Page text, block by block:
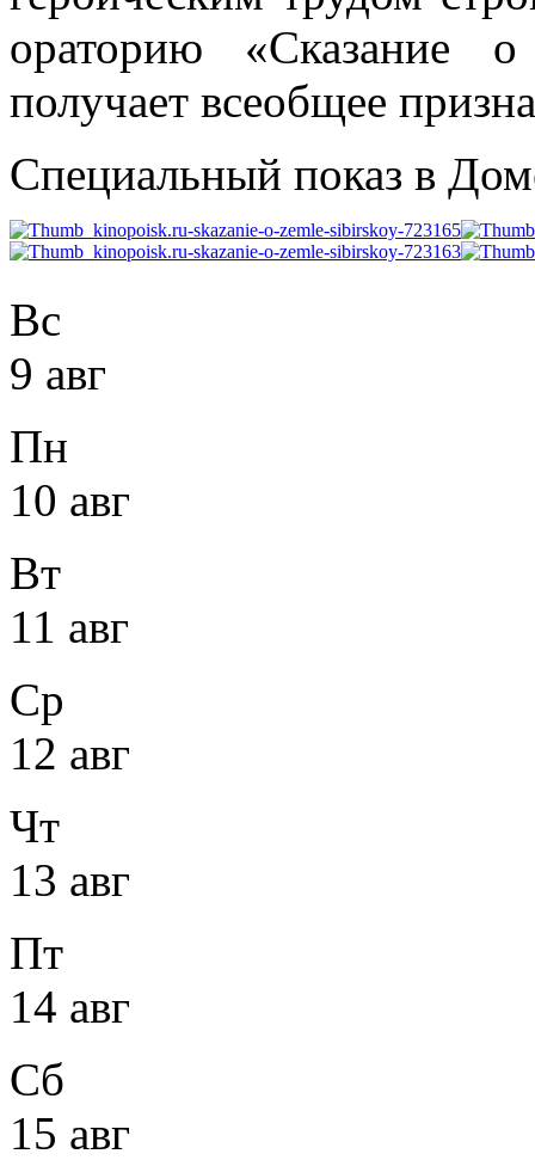
ораторию «Сказание
получает всеобщее
Специальный показ в
Вс
9 авг
Пн
10 авг
Вт
11 авг
Ср
12 авг
Чт
13 авг
Пт
14 авг
Сб
15 авг